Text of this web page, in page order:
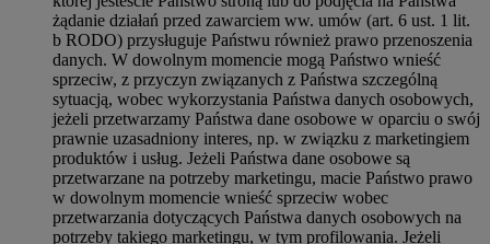
żądanie działań przed zawarciem ww. umów (art. 6 ust. 1 lit.
b RODO) przysługuje Państwu również prawo przenoszenia
danych. W dowolnym momencie mogą Państwo wnieść
sprzeciw, z przyczyn związanych z Państwa szczególną
sytuacją, wobec wykorzystania Państwa danych osobowych,
jeżeli przetwarzamy Państwa dane osobowe w oparciu o swój
prawnie uzasadniony interes, np. w związku z marketingiem
produktów i usług. Jeżeli Państwa dane osobowe są
przetwarzane na potrzeby marketingu, macie Państwo prawo
w dowolnym momencie wnieść sprzeciw wobec
przetwarzania dotyczących Państwa danych osobowych na
potrzeby takiego marketingu, w tym profilowania. Jeżeli